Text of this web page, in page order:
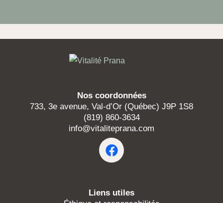
Nos coordonnées
733, 3e avenue, Val-d’Or (Québec) J9P 1S8
(819) 860-3634
info@vitaliteprana.com
Liens utiles